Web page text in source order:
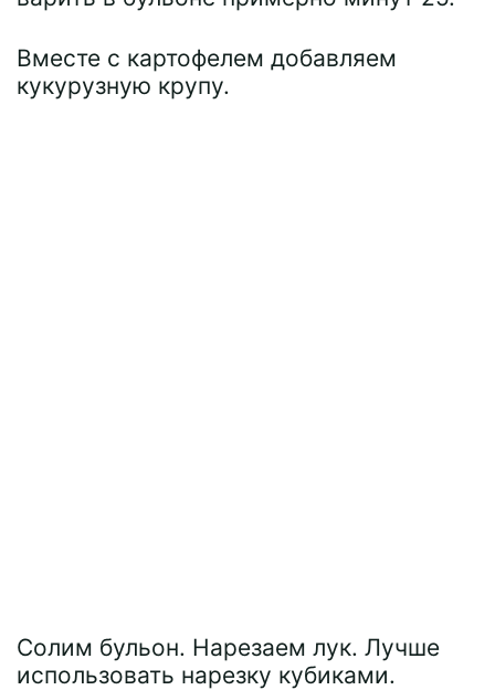
Вместе с картофелем добавляем
кукурузную крупу.
Солим бульон. Нарезаем лук. Лучше
использовать нарезку кубиками.